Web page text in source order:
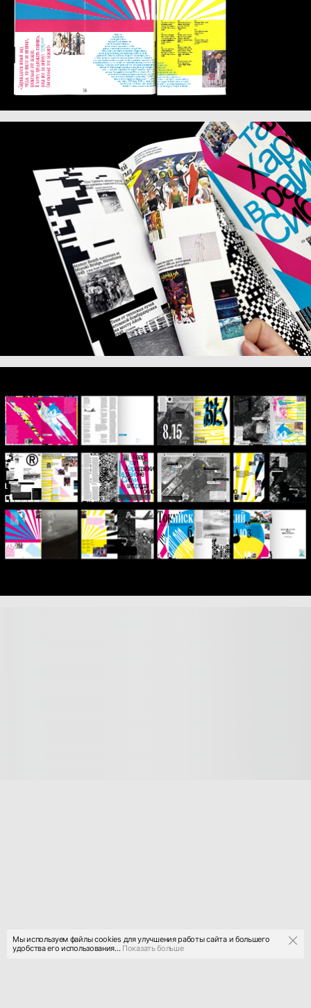
Мы используем файлы cookies для улучшения работы сайта и большего
удобства его использования...Показать больше